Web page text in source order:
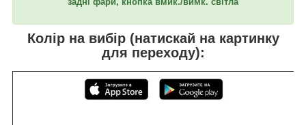
Колір на вибір (натискай на картинку
для переходу):